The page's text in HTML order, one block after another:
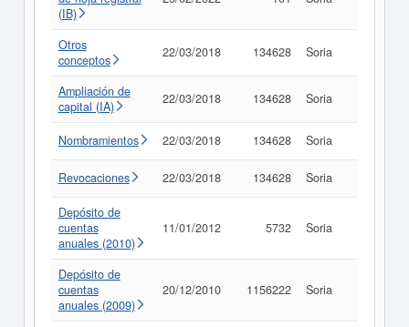
(IB)
Otros
conceptos
22/03/2018 134628 Soria
Ampliación de
capital (IA)
22/03/2018 134628 Soria
Nombramientos 22/03/2018 134628 Soria
Revocaciones 22/03/2018 134628 Soria
Depósito de
cuentas
anuales (2010)
11/01/2012 5732 Soria
Depósito de
cuentas
anuales (2009)
20/12/2010 1156222 Soria